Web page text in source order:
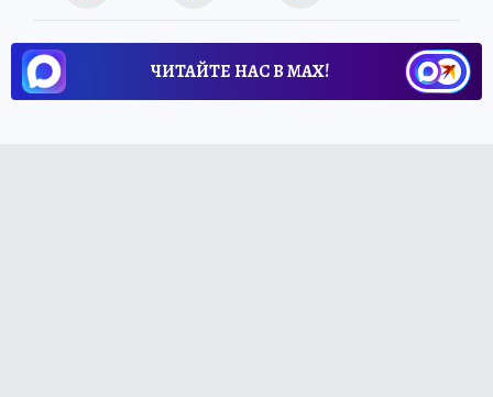
ЧИТАЙТЕ НАС В МАХ!